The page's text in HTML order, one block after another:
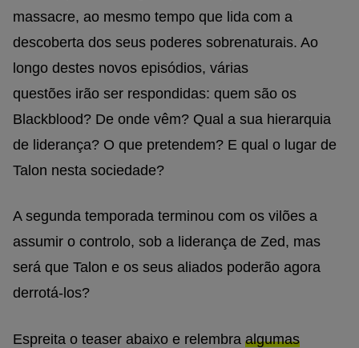
massacre, ao mesmo tempo que lida com a
descoberta dos seus poderes sobrenaturais. Ao
longo destes novos episódios, várias
questões irão ser respondidas: quem são os
Blackblood? De onde vêm? Qual a sua hierarquia
de liderança? O que pretendem? E qual o lugar de
Talon nesta sociedade?
A segunda temporada terminou com os vilões a
assumir o controlo, sob a liderança de Zed, mas
será que Talon e os seus aliados poderão agora
derrotá-los?
Espreita o teaser abaixo e relembra algumas